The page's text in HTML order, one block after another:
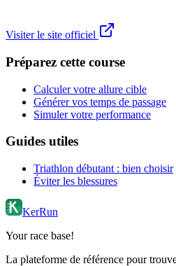
Visiter le site officiel
Préparez cette course
Calculer votre allure cible
Générer vos temps de passage
Simuler votre performance
Guides utiles
Triathlon débutant : bien choisir
Éviter les blessures
KerRun
Your race base!
La plateforme de référence pour